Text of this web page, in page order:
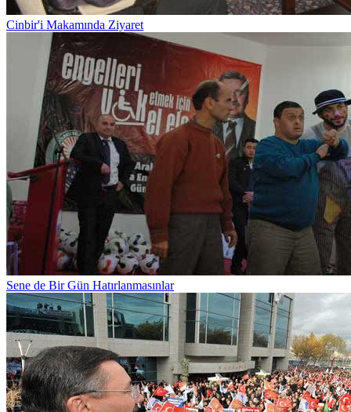
Cinbir'i Makamında Ziyaret
Sene de Bir Gün Hatırlanmasınlar